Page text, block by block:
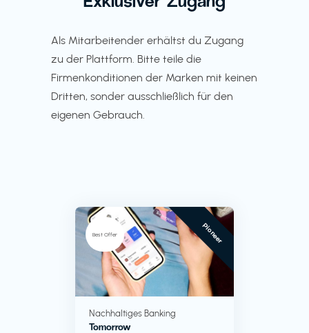
Als Mitarbeitender erhältst du Zugang
zu der Plattform. Bitte teile die
Firmenkonditionen der Marken mit keinen
Dritten, sonder ausschließlich für den
eigenen Gebrauch.
Best Offer Pioneer
Nachhaltiges Banking
Tomorrow